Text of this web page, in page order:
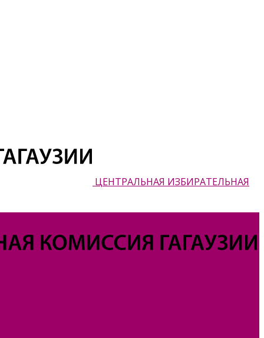
ЦЕНТРАЛЬНАЯ ИЗБИРАТЕЛЬНАЯ